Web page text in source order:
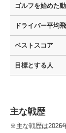
ゴルフを始めた
ドライバー平均
ベストスコア
目標とする人
主な戦歴
※主な戦歴は2026